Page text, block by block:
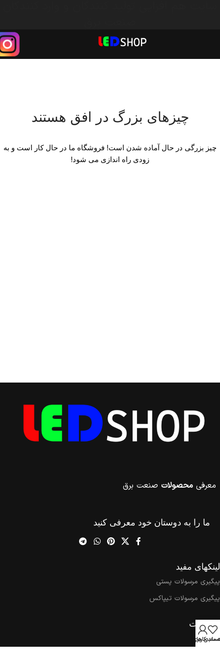
چیزهای بزرگ در افق هستند
چیز بزرگی در حال آماده شدن است! فروشگاه ما در حال کار است و به
زودی راه اندازی می شود!
معرفیمحصولات صنعت برق
ما را به دوستان خود معرفی کنید
لینکهای مفید
پیگیری مرسولات پستی
پیگیری مرسولات تیپاکس
اطلاعات
اخبارمندی ها
کاربری من